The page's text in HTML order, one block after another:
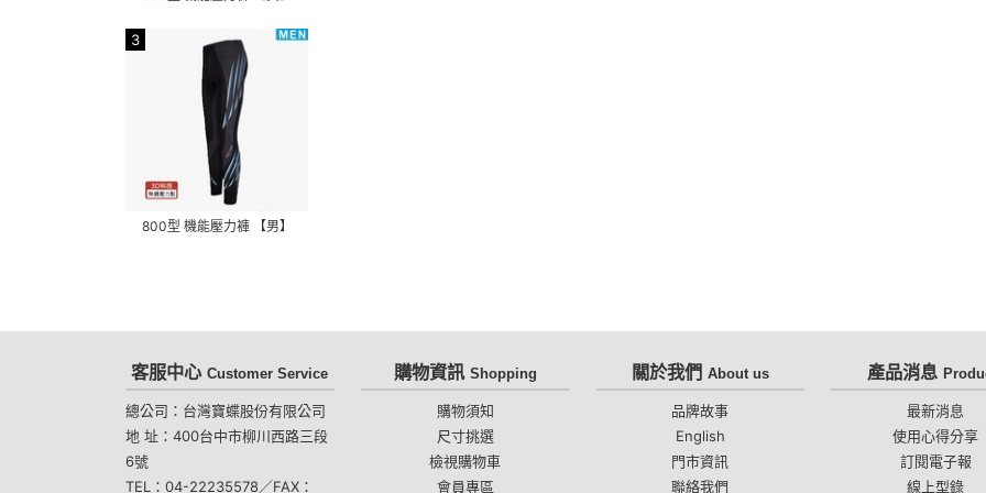
3
800型 機能壓力褲 【男】
客服中心 Customer Service
總公司：台灣寶蝶股份有限公司
地 址：400台中市柳川西路三段
6號
TEL：04-22235578／FAX：
購物資訊 Shopping
購物須知
尺寸挑選
檢視購物車
會員專區
關於我們 About us
品牌故事
English
門市資訊
聯絡我們
產品消息
最新消息
使用心得分享
訂閱電子報
線上型錄